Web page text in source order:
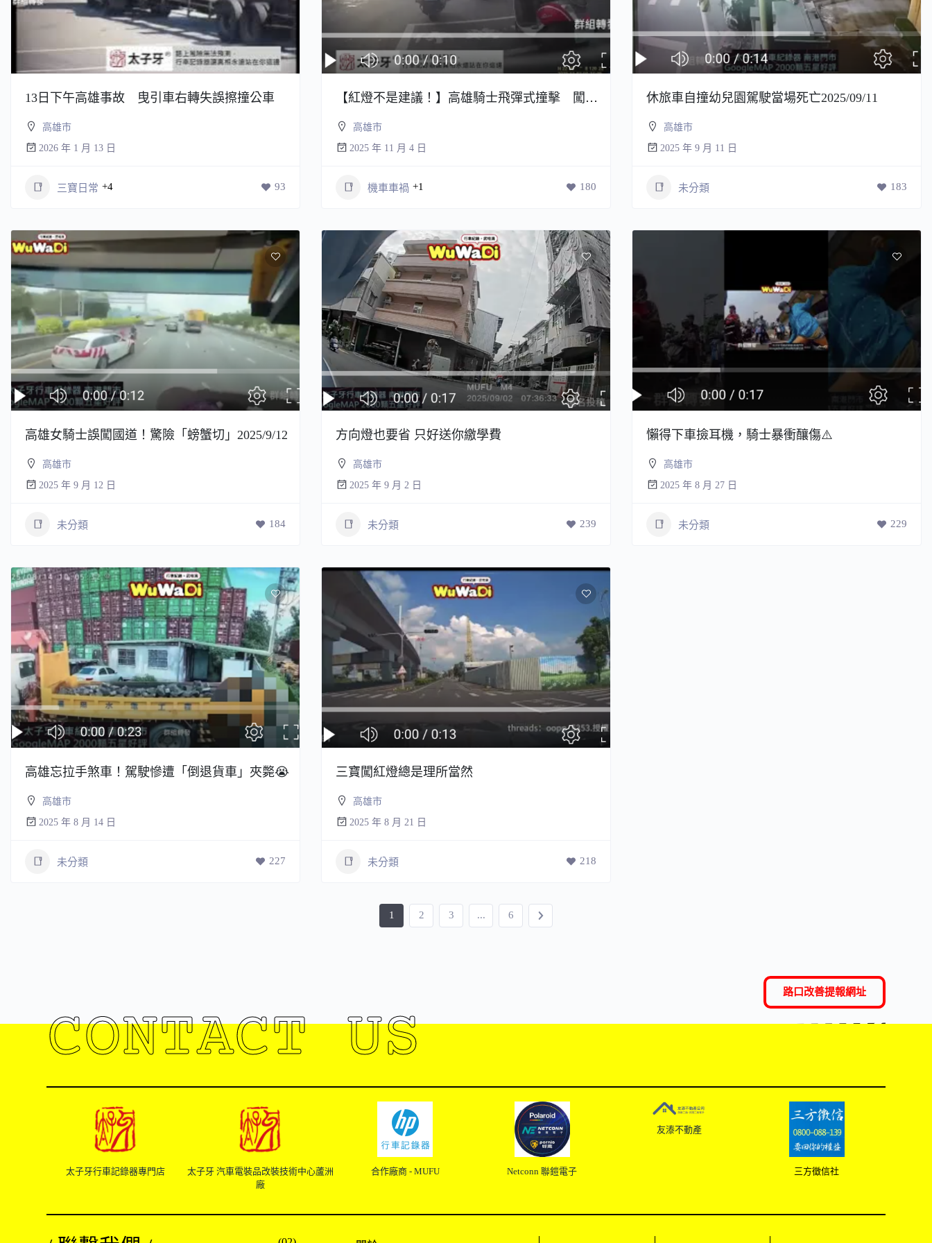
13日下午高雄事故 曳引車右轉失誤擦撞公車
高雄市
2026 年 1 月 13 日
三寶日常 +4 93
【紅燈不是建議！】高雄騎士飛彈式撞擊 闖紅燈害人又害己
高雄市
2025 年 11 月 4 日
機車車禍 +1 180
休旅車自撞幼兒園駕駛當場死亡2025/09/11
高雄市
2025 年 9 月 11 日
未分類 183
高雄女騎士誤闖國道！驚險「螃蟹切」2025/9/12
高雄市
2025 年 9 月 12 日
未分類 184
方向燈也要省 只好送你繳學費
高雄市
2025 年 9 月 2 日
未分類 239
懶得下車撿耳機，騎士暴衝釀傷⚠️
高雄市
2025 年 8 月 27 日
未分類 229
高雄忘拉手煞車！駕駛慘遭「倒退貨車」夾斃😭
高雄市
2025 年 8 月 14 日
未分類 227
三寶闖紅燈總是理所當然
高雄市
2025 年 8 月 21 日
未分類 218
1 2 3 ... 6
路口改善提報網址
CONTACT US
太子牙行車記錄器專門店
太子牙 汽車電裝品改裝技術中心蘆洲
廠
合作廠商 - MUFU Netconn 聯鎧電子
友溙不動產
三方徵信社